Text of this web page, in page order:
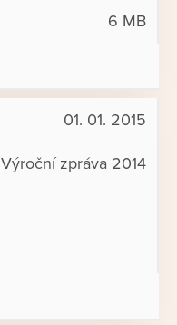
6 MB
01. 01. 2015
Výroční zpráva 2014